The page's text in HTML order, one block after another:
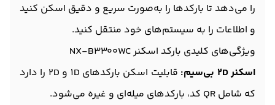
را می‌دهد تا بارکدها را به‌صورت سریع و دقیق اسکن کنید
و اطلاعات را به سیستم‌های خود منتقل کنید.
ویژگی‌های کلیدی بارکد اسکنر NX-B3300WC
اسکنر 2D بی‌سیم:
قابلیت اسکن بارکدهای 1D و 2D را دارد
که شامل QR کد، بارکدهای میله‌ای و غیره می‌شود.